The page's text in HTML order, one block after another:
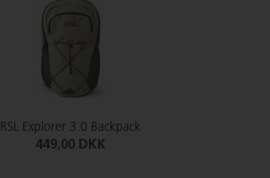
RSL Explorer 3.0 Backpack
449,00 DKK